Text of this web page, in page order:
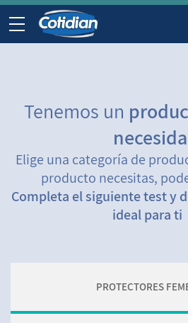
Tenemos un
Elige una categoría de
producto necesitas,
Completa el siguiente test y
ideal para ti
PROTECTORES